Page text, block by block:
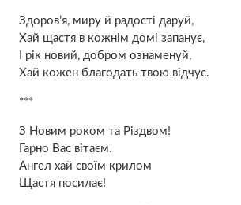
Здоров’я, миру й радості даруй,
Хай щастя в кожнім домі запанує,
І рік новий, добром ознаменуй,
Хай кожен благодать твою відчує.
***
З Новим роком та Різдвом!
Гарно Вас вітаєм.
Ангел хай своїм крилом
Щастя посилає!